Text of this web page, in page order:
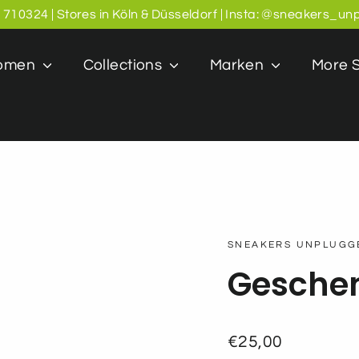
| Stores in Köln & Düsseldorf | Insta:
Collections Marken More
SNEAKERS
Normaler
€25,00